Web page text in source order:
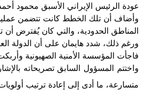
عودة الرئيس الإيراني الأسبق محمود
وأضاف أن تلك الخطط كانت تتضمن
المناطق الحدودية، والتي كان يُفترض أن
ورغم ذلك، شدد هايمان على أن الدولة
فاجأت المؤسسة الأمنية الصهيونية
واختتم المسؤول السابق تصريحاته
متسارعة، ما أدى إلى إعادة ترتيب